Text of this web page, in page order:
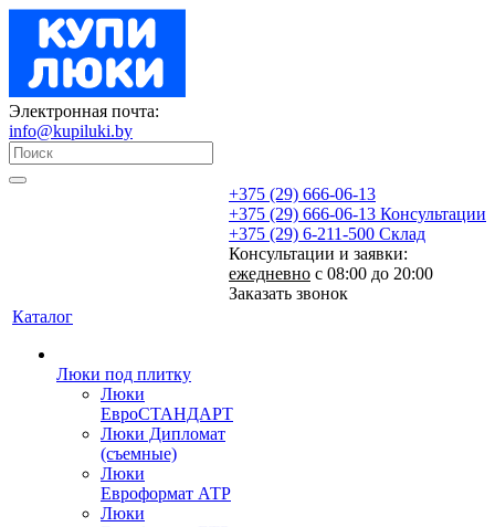
Электронная почта:
info@kupiluki.by
+375 (29) 666-06-13
+375 (29) 666-06-13 Консультации
+375 (29) 6-211-500 Склад
Консультации и заявки:
ежедневно с 08:00 до 20:00
Заказать звонок
Каталог
Люки под плитку
Люки
ЕвроСТАНДАРТ
Люки Дипломат
(съемные)
Люки
Евроформат АТР
Люки